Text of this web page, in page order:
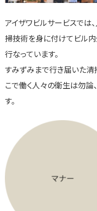
アイザワビルサービスでは
掃技術を身に付けてビル
行なっています。
すみずみまで行き届いた清
こで働く人々の衛生は勿
す。